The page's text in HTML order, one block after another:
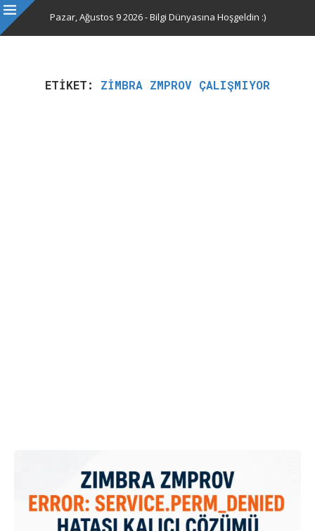
Pazar, Ağustos 9 2026 - Bilgi Dünyasına Hoşgeldin :)
ETIKET: ZIMBRA ZMPROV ÇALIŞMIYOR